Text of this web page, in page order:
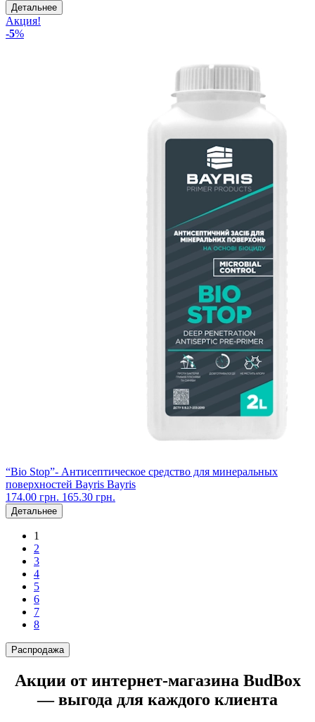
Детальнее
Акция!
-5%
“Bio Stop”- Антисептическое средство для минеральных
поверхностей Bayris Bayris
174.00 грн. 165.30 грн.
Детальнее
1
2
3
4
5
6
7
8
Распродажа
Акции от интернет-магазина BudBox
— выгода для каждого клиента